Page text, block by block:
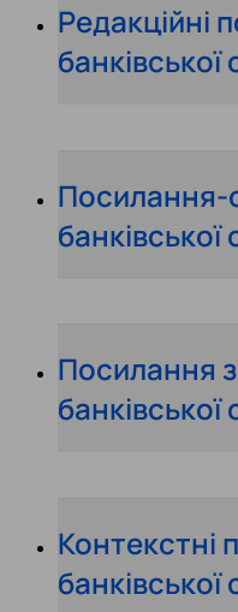
Редакційні
банківської
Посилання-
банківської
Посилання з
банківської
Контекстні
банківської